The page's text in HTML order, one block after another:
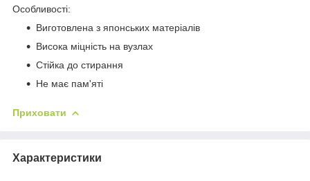
Особливості:
Виготовлена з японських матеріалів
Висока міцність на вузлах
Стійка до стирання
Не має пам'яті
Приховати
Характеристики